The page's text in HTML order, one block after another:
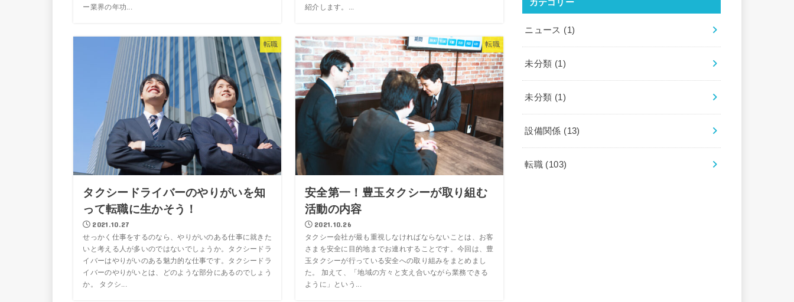
ー業界の年功...
紹介します。...
転職
タクシードライバーのやりがいを知
って転職に生かそう！
2021.10.27
せっかく仕事をするのなら、やりがいのある仕事に就きた
いと考える人が多いのではないでしょうか。タクシードラ
イバーはやりがいのある魅力的な仕事です。タクシードラ
イバーのやりがいとは、どのような部分にあるのでしょう
か。 タクシ...
転職
安全第一！豊玉タクシーが取り組む
活動の内容
2021.10.26
タクシー会社が最も重視しなければならないことは、お客
さまを安全に目的地までお連れすることです。今回は、豊
玉タクシーが行っている安全への取り組みをまとめまし
た。 加えて、「地域の方々と支え合いながら業務できる
ように」という...
カテゴリー
ニュース (1)
未分類 (1)
未分類 (1)
設備関係 (13)
転職 (103)